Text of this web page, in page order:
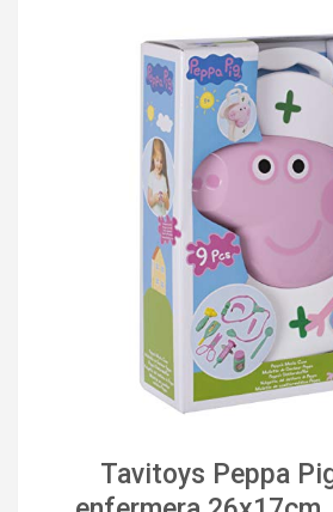
Tavitoys Peppa